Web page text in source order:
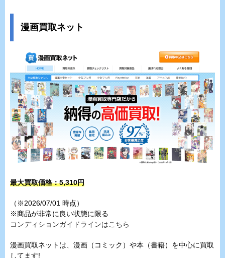
漫画買取ネット
最大買取価格：5,310円
（※2026/07/01 時点）
※商品が非常に良い状態に限る
コンディションガイドラインはこちら
漫画買取ネットは、漫画（コミック）や本（書籍）を中心に買取
してます!